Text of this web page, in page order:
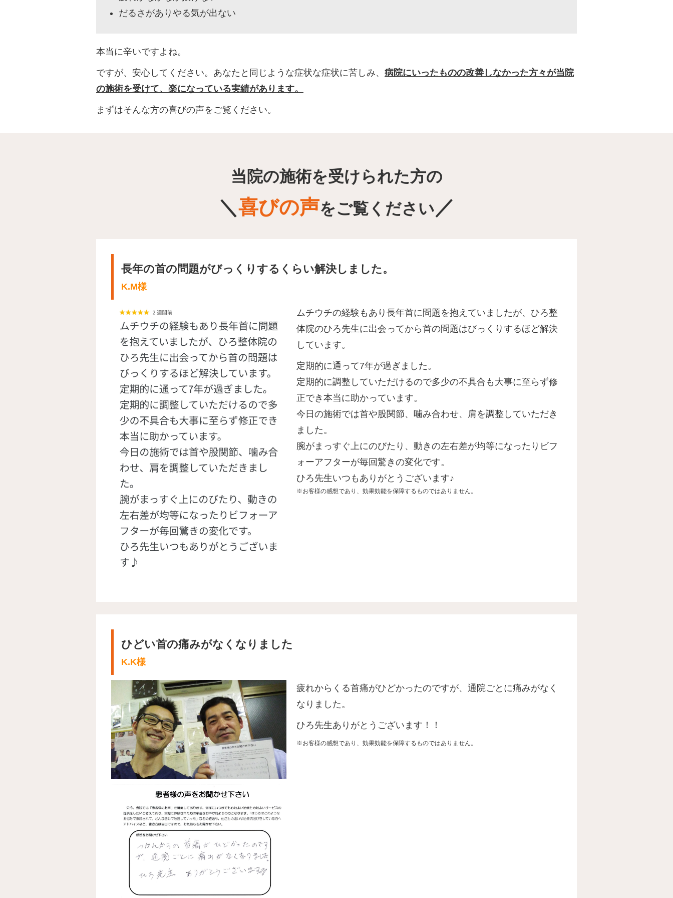
だるさがありやる気が出ない
本当に辛いですよね。
ですが、安心してください。あなたと同じような症状な症状に苦しみ、 病院にいったものの改善しなかった方々が当院
の施術を受けて、楽になっている実績があります。
まずはそんな方の喜びの声をご覧ください。
当院の施術を受けられた方の
＼喜びの声をご覧ください ／
長年の首の問題がびっくりするくらい解決しました。
K.M様
ムチウチの経験もあり長年首に問題を抱えていましたが、 ひろ整
体院のひろ先生に出会ってから首の問題はびっくりするほど解決
しています。
定期的に通って7年が過ぎました。
定期的に調整していただけるので多少の不具合も大事に至らず修
正でき本当に助かっています。
今日の施術では首や股関節、噛み合わせ、 肩を調整していただき
ました。
腕がまっすぐ上にのびたり、 動きの左右差が均等になったりビフ
ォーアフターが毎回驚きの変化です。
ひろ先生いつもありがとうございます♪
※お客様の感想であり、効果効能を保障するものではありません。
ひどい首の痛みがなくなりました
K.K様
疲れからくる首痛がひどかったのですが、通院ごとに痛みがなく
なりました。
ひろ先生ありがとうございます！！
※お客様の感想であり、効果効能を保障するものではありません。